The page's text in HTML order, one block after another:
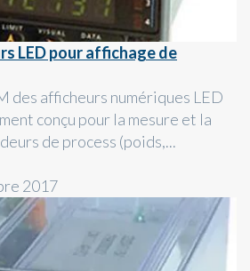
LED pour affichage de
des afficheurs numériques LED
conçu pour la mesure et la
de process (poids,...
2017